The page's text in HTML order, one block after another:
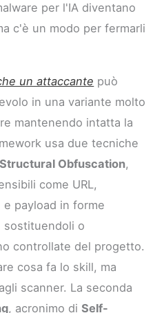
per l'IA diventano
c'è un modo per fermarli
un attaccante può
in una variante molto
mantenendo intatta la
usa due tecniche
Structural Obfuscation,
come URL,
payload in forme
sostituendoli o
controllate del progetto.
cosa fa lo skill, ma
scanner. La seconda
, acronimo diSelf-